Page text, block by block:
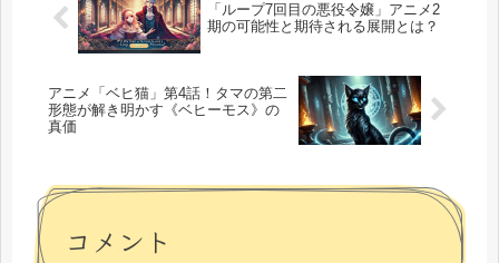
「ループ7回目の悪役令嬢」アニメ2
期の可能性と期待される展開とは？
アニメ「ベヒ猫」第4話！タマの第二
形態が解き明かす《ベヒーモス》の
真価
コメント